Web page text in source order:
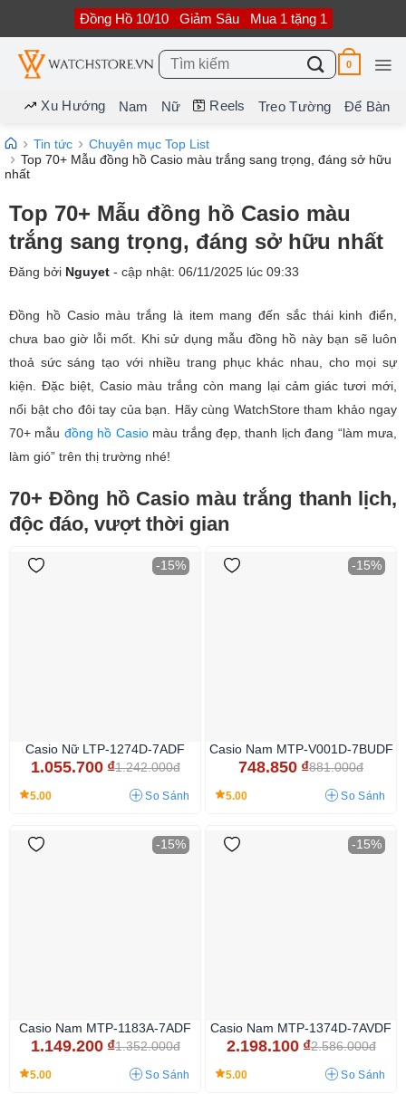
nội
dung
Đồng Hồ 10/10 Giảm Sâu Mua 1 tặng 1
Tìm
kiếm:
0
Xu Hướng Nam Nữ Reels Treo Tường Để Bàn
Tin tức
Chuyên mục Top List
Top 70+ Mẫu đồng hồ Casio màu trắng sang trọng, đáng sở hữu
nhất
Top 70+ Mẫu đồng hồ Casio màu
trắng sang trọng, đáng sở hữu nhất
Đăng bởi Nguyet - cập nhật: 06/11/2025 lúc 09:33
Đồng hồ Casio màu trắng là item mang đến sắc thái kinh điển,
chưa bao giờ lỗi mốt. Khi sử dụng mẫu đồng hồ này bạn sẽ luôn
thoả sức sáng tạo với nhiều trang phục khác nhau, cho mọi sự
kiện. Đặc biệt, Casio màu trắng còn mang lại cảm giác tươi mới,
nổi bật cho đôi tay của bạn. Hãy cùng WatchStore tham khảo ngay
70+ mẫu đồng hồ Casiomàu trắng đẹp, thanh lịch đang “làm mưa,
làm gió” trên thị trường nhé!
70+ Đồng hồ Casio màu trắng thanh lịch,
độc đáo, vượt thời gian
-15%
Casio Nữ LTP-1274D-7ADF
1.055.700 ₫1.242.000đ
5.00 So Sánh
-15%
Casio Nam MTP-V001D-7BUDF
748.850 ₫881.000đ
5.00 So Sánh
-15%
Casio Nam MTP-1183A-7ADF
1.149.200 ₫1.352.000đ
5.00 So Sánh
-15%
Casio Nam MTP-1374D-7AVDF
2.198.100 ₫2.586.000đ
5.00 So Sánh